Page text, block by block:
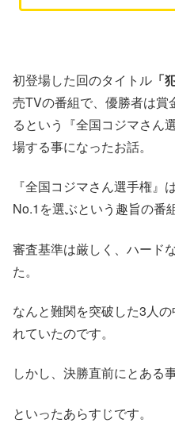
初登場した回のタイトル 「
売TVの番組で、優勝者は賞
るという『全国コジマさん
場する事になったお話。
『全国コジマさん選手権』
No.1を選ぶという趣旨の番
審査基準は厳しく、ハード
た。
なんと難関を突破した3人
れていたのです。
しかし、決勝直前にとある
といったあらすじです。